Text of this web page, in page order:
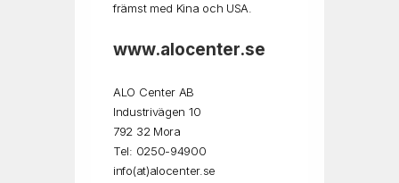
främst med Kina och USA.
www.alocenter.se
ALO Center AB
Industrivägen 10
792 32 Mora
Tel: 0250-94900
info(at)alocenter.se